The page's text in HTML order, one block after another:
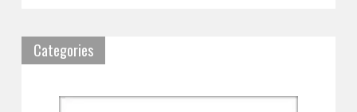
Categories